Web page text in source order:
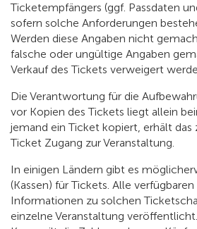
Ticketempfängers (ggf. Passdaten
sofern solche Anforderungen
Werden diese Angaben nicht
falsche oder ungültige Angaben
Verkauf des Tickets verweigert
Die Verantwortung für die
vor Kopien des Tickets liegt allein
jemand ein Ticket kopiert, erhält
Ticket Zugang zur Veranstaltung.
In einigen Ländern gibt es
(Kassen) für Tickets. Alle
Informationen zu solchen
einzelne Veranstaltung